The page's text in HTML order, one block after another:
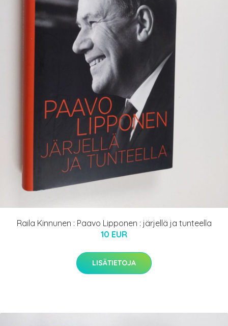
Raila Kinnunen : Paavo Lipponen : järjellä ja tunteella
10 EUR
LISÄTIETOJA